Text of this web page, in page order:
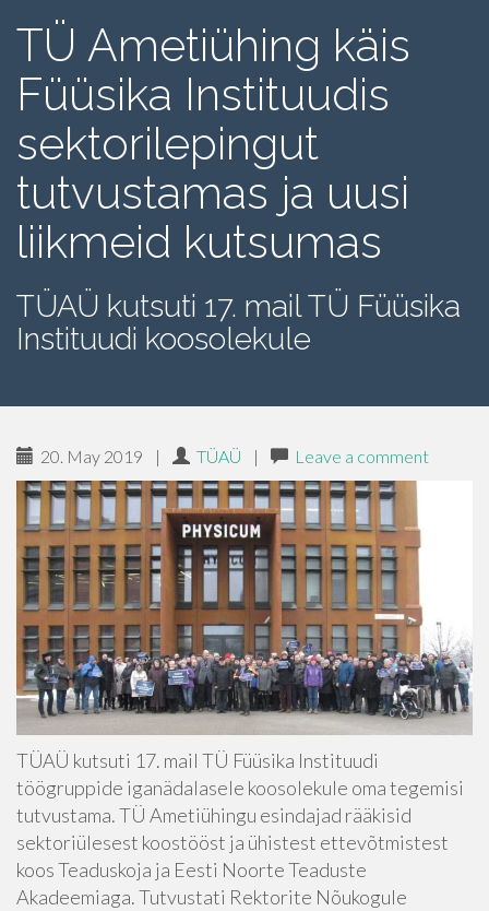
TÜ Ametiühing käis
Füüsika Instituudis
sektorilepingut
tutvustamas ja uusi
liikmeid kutsumas
TÜAÜ kutsuti 17. mail TÜ Füüsika
Instituudi koosolekule
20. May 2019 | TÜAÜ | Leave a comment
TÜAÜ kutsuti 17. mail TÜ Füüsika Instituudi
töögruppide iganädalasele koosolekule oma tegemisi
tutvustama. TÜ Ametiühingu esindajad rääkisid
sektoriülesest koostööst ja ühistest ettevõtmistest
koos Teaduskoja ja Eesti Noorte Teaduste
Akadeemiaga. Tutvustati Rektorite Nõukogule